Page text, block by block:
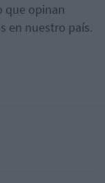
que opinan
en nuestro país.